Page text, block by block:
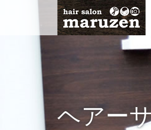
ヘアー